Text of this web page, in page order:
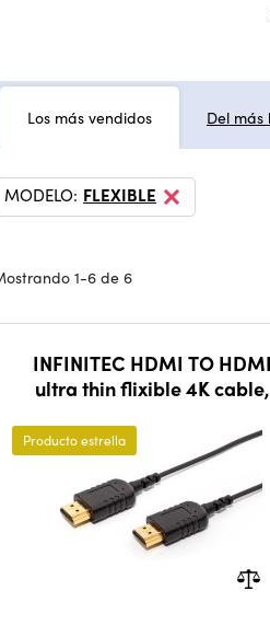
Los más vendidos Del
MODELO: FLEXIBLE
1-6 de 6
INFINITEC HDMI TO HDMI
ultra thin flixible 4K cable,
Producto estrella